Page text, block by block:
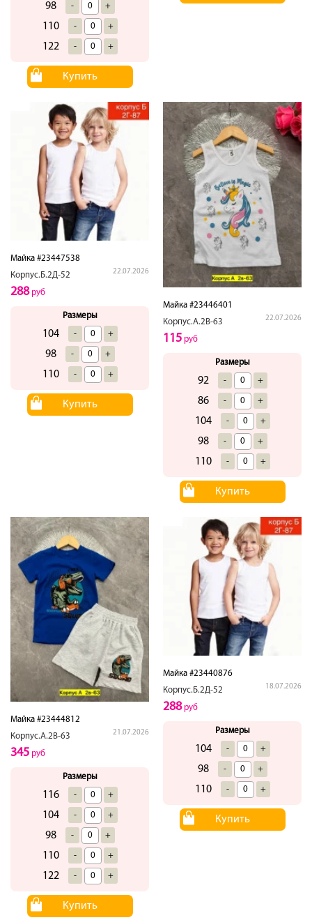
98 - +
110 - +
122 - +
Купить
Майка #23447538
Корпус.Б.2Д-52
22.07.2026
288руб
Размеры
104 - +
98 - +
110 - +
Купить
Майка #23446401
Корпус.А.2В-63
22.07.2026
115 руб
Размеры
92 - +
86 - +
104 - +
98 - +
110 - +
Купить
Майка #23444812
Корпус.А.2В-63
21.07.2026
345 руб
Размеры
116 - +
104 - +
98 - +
110 - +
122 - +
Купить
Майка #23440876
Корпус.Б.2Д-52
18.07.2026
288руб
Размеры
104 - +
98 - +
110 - +
Купить